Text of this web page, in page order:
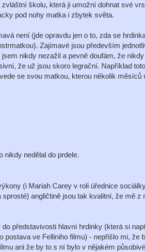
školu, která ji umožní dohnat své
pod nohy matka i zbytek světa.
není (jde opravdu jen o to, zda se
Zajímavé jsou především
nikdy nezažil a pevně doufám, že
že už jsou skoro legrační. Například
se svou matkou, kterou několik měsíců
nikdy nedělal do prdele.
(i Mariah Carey v roli úřednice
angličtině jsou tak kvalitní, že mě z
představivosti hlavní hrdinky (která si
postava ve Felliniho filmu) - nepřišlo mi, že
ani že by to s ní bylo v nějakém